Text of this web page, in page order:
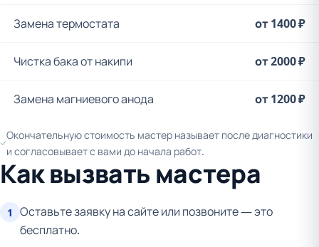
Замена термостата от 1400 ₽
Чистка бака от накипи от 2000 ₽
Замена магниевого анода от 1200 ₽
Окончательную стоимость мастер называет после диагностики
и согласовывает с вами до начала работ.
Как вызвать мастера
1
Оставьте заявку на сайте или позвоните — это
бесплатно.